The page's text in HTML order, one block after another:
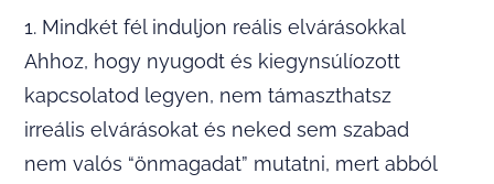
1. Mindkét fél induljon reális elvárásokkal
Ahhoz, hogy nyugodt és kiegynsúlíozott
kapcsolatod legyen, nem támaszthatsz
irreális elvárásokat és neked sem szabad
nem valós “önmagadat” mutatni, mert abból